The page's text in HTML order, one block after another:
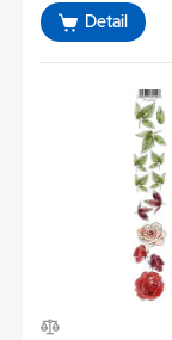
Detail